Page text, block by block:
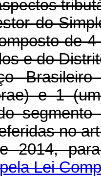
do
de
e do
e 1
no
2014,
Lei